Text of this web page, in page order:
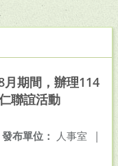
期間，辦理114
聯誼活動
發布單位： 人事室 |